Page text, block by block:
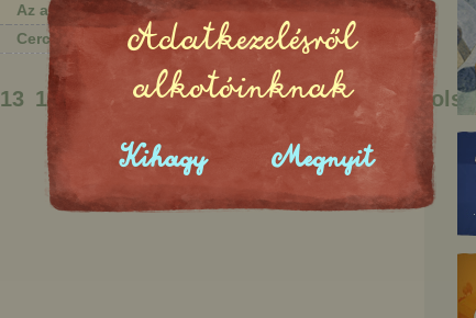
Az aranyszőrű bárány
Cerceruska
13 14 16 17 18 19 20 Következő Utolsó
A kőleves A bugyuta ember
Adatkezelésről
alkotóinknak
Kihagy Megnyit